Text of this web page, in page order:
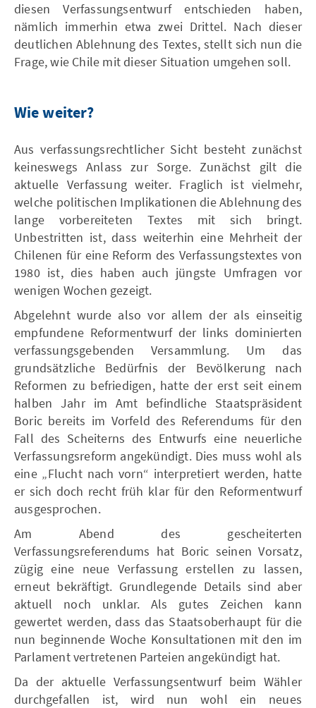
diesen Verfassungsentwurf entschieden haben,
nämlich immerhin etwa zwei Drittel. Nach dieser
deutlichen Ablehnung des Textes, stellt sich nun die
Frage, wie Chile mit dieser Situation umgehen soll.
Wie weiter?
Aus verfassungsrechtlicher Sicht besteht zunächst
keineswegs Anlass zur Sorge. Zunächst gilt die
aktuelle Verfassung weiter. Fraglich ist vielmehr,
welche politischen Implikationen die Ablehnung des
lange vorbereiteten Textes mit sich bringt.
Unbestritten ist, dass weiterhin eine Mehrheit der
Chilenen für eine Reform des Verfassungstextes von
1980 ist, dies haben auch jüngste Umfragen vor
wenigen Wochen gezeigt.
Abgelehnt wurde also vor allem der als einseitig
empfundene Reformentwurf der links dominierten
verfassungsgebenden Versammlung. Um das
grundsätzliche Bedürfnis der Bevölkerung nach
Reformen zu befriedigen, hatte der erst seit einem
halben Jahr im Amt befindliche Staatspräsident
Boric bereits im Vorfeld des Referendums für den
Fall des Scheiterns des Entwurfs eine neuerliche
Verfassungsreform angekündigt. Dies muss wohl als
eine „Flucht nach vorn“ interpretiert werden, hatte
er sich doch recht früh klar für den Reformentwurf
ausgesprochen.
Am Abend des gescheiterten
Verfassungsreferendums hat Boric seinen Vorsatz,
zügig eine neue Verfassung erstellen zu lassen,
erneut bekräftigt. Grundlegende Details sind aber
aktuell noch unklar. Als gutes Zeichen kann
gewertet werden, dass das Staatsoberhaupt für die
nun beginnende Woche Konsultationen mit den im
Parlament vertretenen Parteien angekündigt hat.
Da der aktuelle Verfassungsentwurf beim Wähler
durchgefallen ist, wird nun wohl ein neues